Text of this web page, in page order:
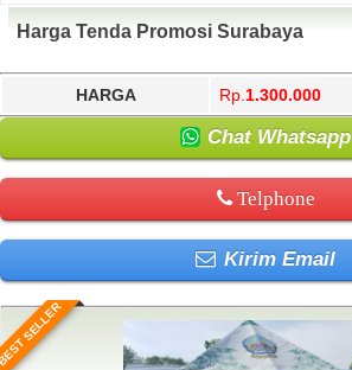
Harga Tenda Promosi Surabaya
HARGA Rp. 1.300.000
Chat Whatsapp
Telphone
Kirim Email
SELLER